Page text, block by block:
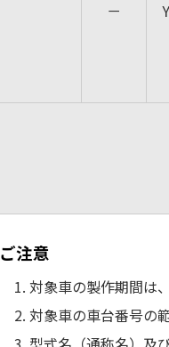
－
ご注意
対象車の製作期間は
対象車の車台番号の